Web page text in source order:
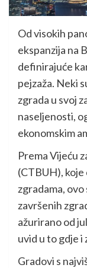
Od visokih
ekspanzija na
definirajuće
pejzaža. Neki
zgrada u svoj
naseljenosti,
ekonomskim
Prema Vijeću
(CTBUH),
zgradama,
završenih
ažurirano od
uvid u to gdje i
Gradovi s